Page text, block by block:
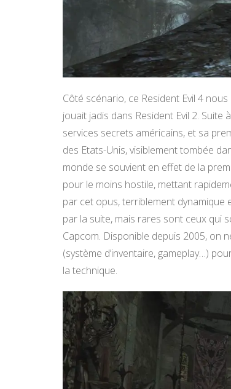
Côté scénario, ce Resident Evil 4
jouait jadis dans Resident Evil 2. Suite
services secrets américains, et sa
des Etats-Unis, visiblement tombée
monde se souvient en effet de la
pour le moins hostile, mettant
par cet opus, terriblement dynamique
par la suite, mais rares sont ceux qui
Capcom. Disponible depuis 2005, on
(système d’inventaire, gameplay…)
la technique.